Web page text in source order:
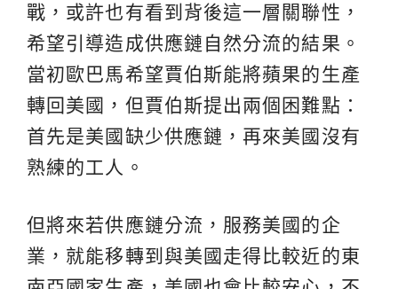
戰，或許也有看到背後這一層關聯性，
希望引導造成供應鏈自然分流的結果。
當初歐巴馬希望賈伯斯能將蘋果的生產
轉回美國，但賈伯斯提出兩個困難點：
首先是美國缺少供應鏈，再來美國沒有
熟練的工人。
但將來若供應鏈分流，服務美國的企
業，就能移轉到與美國走得比較近的東